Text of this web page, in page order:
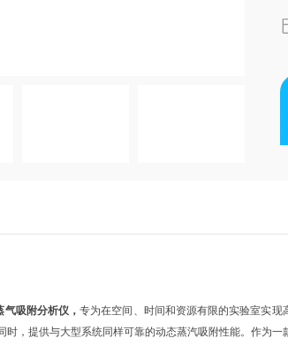
气吸附分析仪 ，专为在空间、时间和资源有限的实验室实
，提供与大型系统同样可靠的动态蒸汽吸附性能。作为